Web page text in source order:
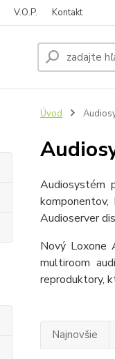
V.O.P. Kontakt
Úvod
Audiosystém
Audioserver
Nový Loxone
multiroom
reproduktory,
Najnovšie